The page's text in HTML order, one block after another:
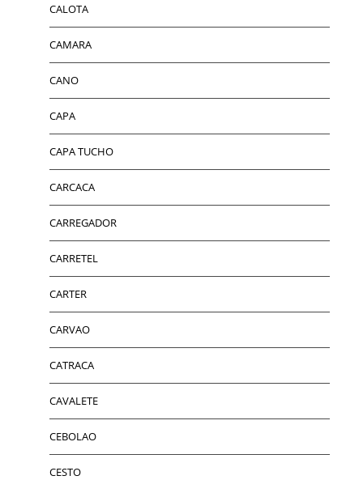
CALOTA
CAMARA
CANO
CAPA
CAPA TUCHO
CARCACA
CARREGADOR
CARRETEL
CARTER
CARVAO
CATRACA
CAVALETE
CEBOLAO
CESTO